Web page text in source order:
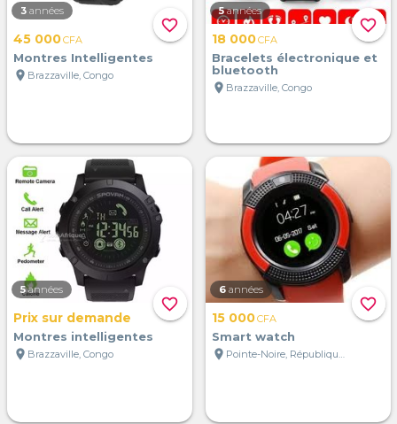
favorite_border
3 années
45 000CFA
Montres Intelligentes
location_on Brazzaville, Congo
favorite_border
5 années
18 000CFA
Bracelets électronique et
bluetooth
location_on Brazzaville, Congo
favorite_border
5 années
Prix sur demande
Montres intelligentes
location_on Brazzaville, Congo
favorite_border
6 années
15 000CFA
Smart watch
location_on
Pointe-Noire, République du Congo